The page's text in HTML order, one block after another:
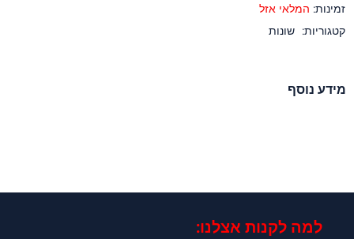
זמינות: המלאי אזל
קטגוריות: שונות
מידע נוסף
למה לקנות אצלנו:​